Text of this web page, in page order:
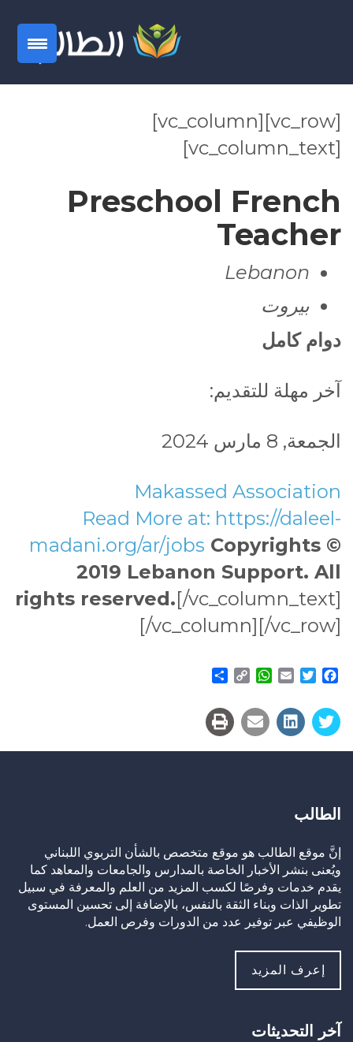
[vc_row][vc_column]
[vc_column_text]
Preschool French
Teacher
Lebanon
بيروت
دوامكامل
آخر مهلة للتقديم:
الجمعة, 8 مارس 2024
Makassed Association
Read More at: https://daleel-
madani.org/ar/jobs Copyrights ©
2019 Lebanon Support. All
rights reserved.[/vc_column_text]
[/vc_column][/vc_row]
Facebook
Twitter
Email
WhatsApp
Copy
الطالب
إنَّ موقع الطالب هو موقع متخصص بالشأن التربوي اللبناني
ويُعنى بنشر الأخبار الخاصة بالمدارس والجامعات والمعاهد كما
يقدم خدمات وفرصًا لكسب المزيد من العلم والمعرفة في سبيل
تطوير الذات وبناء الثقة بالنفس، بالإضافة إلى تحسين المستوى
الوظيفي عبر توفير عدد من الدورات وفرص العمل.
إعرف المزيد
آخر التحديثات